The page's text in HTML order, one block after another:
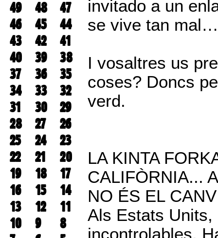
49
48
47
46
45
44
43
42
41
40
39
38
37
36
35
34
33
32
31
30
29
28
27
26
25
24
23
22
21
20
19
18
17
16
15
14
13
12
11
10
9
8
invitado a un
se vive tan mal…
I vosaltres us
coses? Doncs
verd.
LA KINTA
CALIFÒRNIA...
NO ÉS EL
Als Estats
incontrolables.